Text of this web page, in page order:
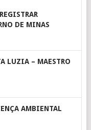
DE MINAS
LUZIA – MAESTRO
AMBIENTAL